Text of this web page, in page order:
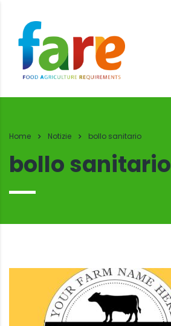
Home Notizie bollo sanitario
bollo sanitario